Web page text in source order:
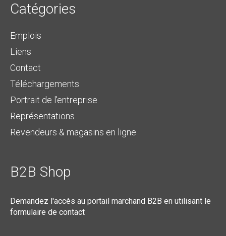
Catégories
Emplois
Liens
Contact
Téléchargements
Portrait de l'entreprise
Représentations
Revendeurs & magasins en ligne
B2B Shop
Demandez l'accès au portail marchand B2B en utilisant le
formulaire de contact